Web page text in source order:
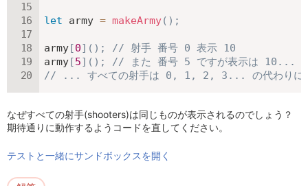
let army = makeArmy( ) ;
army[0] ( ) ;
// 射手 番号 0 表示 10
army[5] ( ) ;
// また 番号 5 ですが表示は 10...
// ... すべての射手は 0, 1, 2, 3... の代わりに
なぜすべての射手(shooters)は同じものが表示されるのでしょう？
期待通りに動作するようコードを直してください。
テストと一緒にサンドボックスを開く